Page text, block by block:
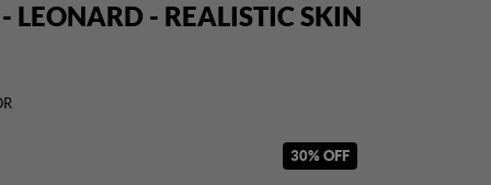
- LEONARD - REALISTIC SKIN
30% OFF